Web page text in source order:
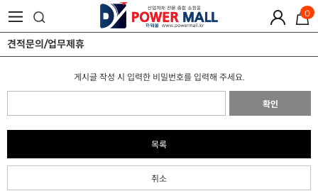
0
견적문의/업무제휴
게시글 작성 시 입력한 비밀번호를 입력해 주세요.
확인
목록
취소